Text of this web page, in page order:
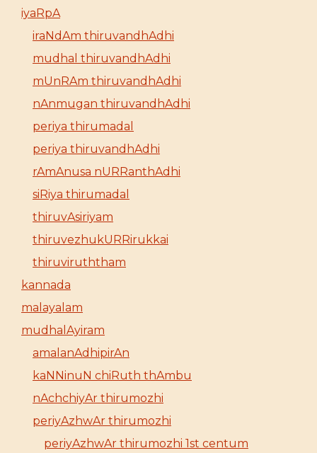
iyaRpA
iraNdAm thiruvandhAdhi
mudhal thiruvandhAdhi
mUnRAm thiruvandhAdhi
nAnmugan thiruvandhAdhi
periya thirumadal
periya thiruvandhAdhi
rAmAnusa nURRanthAdhi
siRiya thirumadal
thiruvAsiriyam
thiruvezhukURRirukkai
thiruviruththam
kannada
malayalam
mudhalAyiram
amalanAdhipirAn
kaNNinuN chiRuth thAmbu
nAchchiyAr thirumozhi
periyAzhwAr thirumozhi
periyAzhwAr thirumozhi 1st centum